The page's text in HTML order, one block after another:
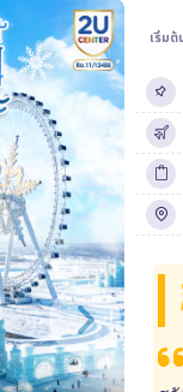
เริ่มต้